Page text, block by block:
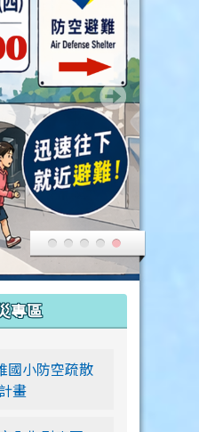
專區
國小防空疏散
畫